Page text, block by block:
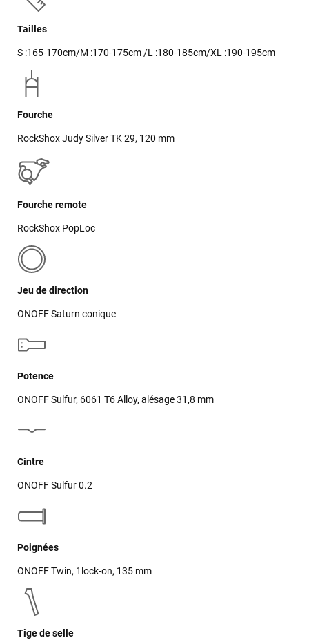
Tailles
S :165-170cm/M :170-175cm /L :180-185cm/XL :190-195cm
Fourche
RockShox Judy Silver TK 29, 120 mm
Fourche remote
RockShox PopLoc
Jeu de direction
ONOFF Saturn conique
Potence
ONOFF Sulfur, 6061 T6 Alloy, alésage 31,8 mm
Cintre
ONOFF Sulfur 0.2
Poignées
ONOFF Twin, 1lock-on, 135 mm
Tige de selle